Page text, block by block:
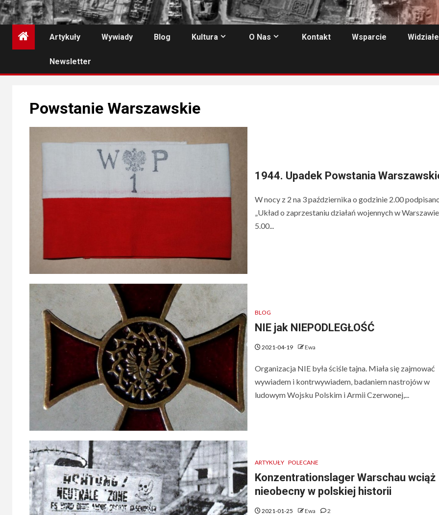
Artykuły Wywiady Blog Kultura O Nas Kontakt Wsparcie
Newsletter
Powstanie Warszawskie
1944. Upadek Powstania
W nocy z 2 na 3 października o godzinie 2.00
„Układ o zaprzestaniu działań wojennych w
5.00...
BLOG
NIE jak NIEPODLEGŁOŚĆ
2021-04-19 Ewa
Organizacja NIE była ściśle tajna. Miała się zajmować
wywiadem i kontrwywiadem, badaniem nastrojów w
ludowym Wojsku Polskim i Armii Czerwonej,...
ARTYKUŁY POLECANE
Konzentrationslager Warschau wciąż
nieobecny w polskiej historii
2021-01-25 Ewa 2